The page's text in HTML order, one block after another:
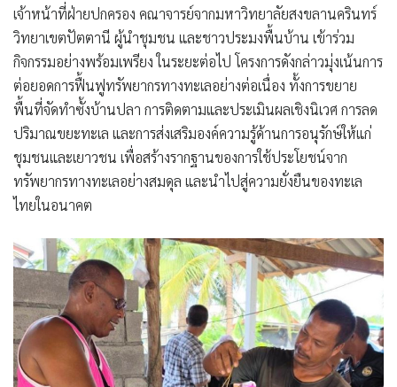
เจ้าหน้าที่ฝ่ายปกครอง คณาจารย์จากมหาวิทยาลัยสงขลานครินทร์
วิทยาเขตปัตตานี ผู้นำชุมชน และชาวประมงพื้นบ้าน เข้าร่วม
กิจกรรมอย่างพร้อมเพรียง ในระยะต่อไป โครงการดังกล่าวมุ่งเน้นการ
ต่อยอดการฟื้นฟูทรัพยากรทางทะเลอย่างต่อเนื่อง ทั้งการขยาย
พื้นที่จัดทำซั้งบ้านปลา การติดตามและประเมินผลเชิงนิเวศ การลด
ปริมาณขยะทะเล และการส่งเสริมองค์ความรู้ด้านการอนุรักษ์ให้แก่
ชุมชนและเยาวชน เพื่อสร้างรากฐานของการใช้ประโยชน์จาก
ทรัพยากรทางทะเลอย่างสมดุล และนำไปสู่ความยั่งยืนของทะเล
ไทยในอนาคต